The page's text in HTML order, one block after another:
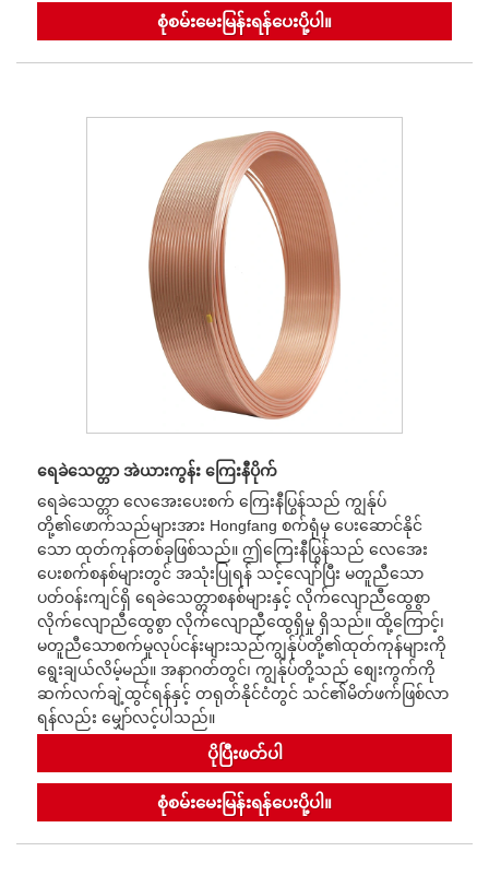
စုံစမ်းမေးမြန်းရန်ပေးပို့ပါ။
ရေခဲသေတ္တာ အဲယားကွန်း ကြေးနီပိုက်
ရေခဲသေတ္တာ လေအေးပေးစက် ကြေးနီပြွန်သည် ကျွန်ုပ်
တို့၏ဖောက်သည်များအား Hongfang စက်ရုံမှ ပေးဆောင်နိုင်
သော ထုတ်ကုန်တစ်ခုဖြစ်သည်။ ဤကြေးနီပြွန်သည် လေအေး
ပေးစက်စနစ်များတွင် အသုံးပြုရန် သင့်လျော်ပြီး မတူညီသော
ပတ်ဝန်းကျင်ရှိ ရေခဲသေတ္တာစနစ်များနှင့် လိုက်လျောညီထွေစွာ
လိုက်လျောညီထွေစွာ လိုက်လျောညီထွေရှိမှု ရှိသည်။ ထို့ကြောင့်၊
မတူညီသောစက်မှုလုပ်ငန်းများသည်ကျွန်ုပ်တို့၏ထုတ်ကုန်များကို
ရွေးချယ်လိမ့်မည်။ အနာဂတ်တွင်၊ ကျွန်ုပ်တို့သည် စျေးကွက်ကို
ဆက်လက်ချဲ့ထွင်ရန်နှင့် တရုတ်နိုင်ငံတွင် သင်၏မိတ်ဖက်ဖြစ်လာ
ရန်လည်း မျှော်လင့်ပါသည်။
ပိုပြီးဖတ်ပါ
စုံစမ်းမေးမြန်းရန်ပေးပို့ပါ။